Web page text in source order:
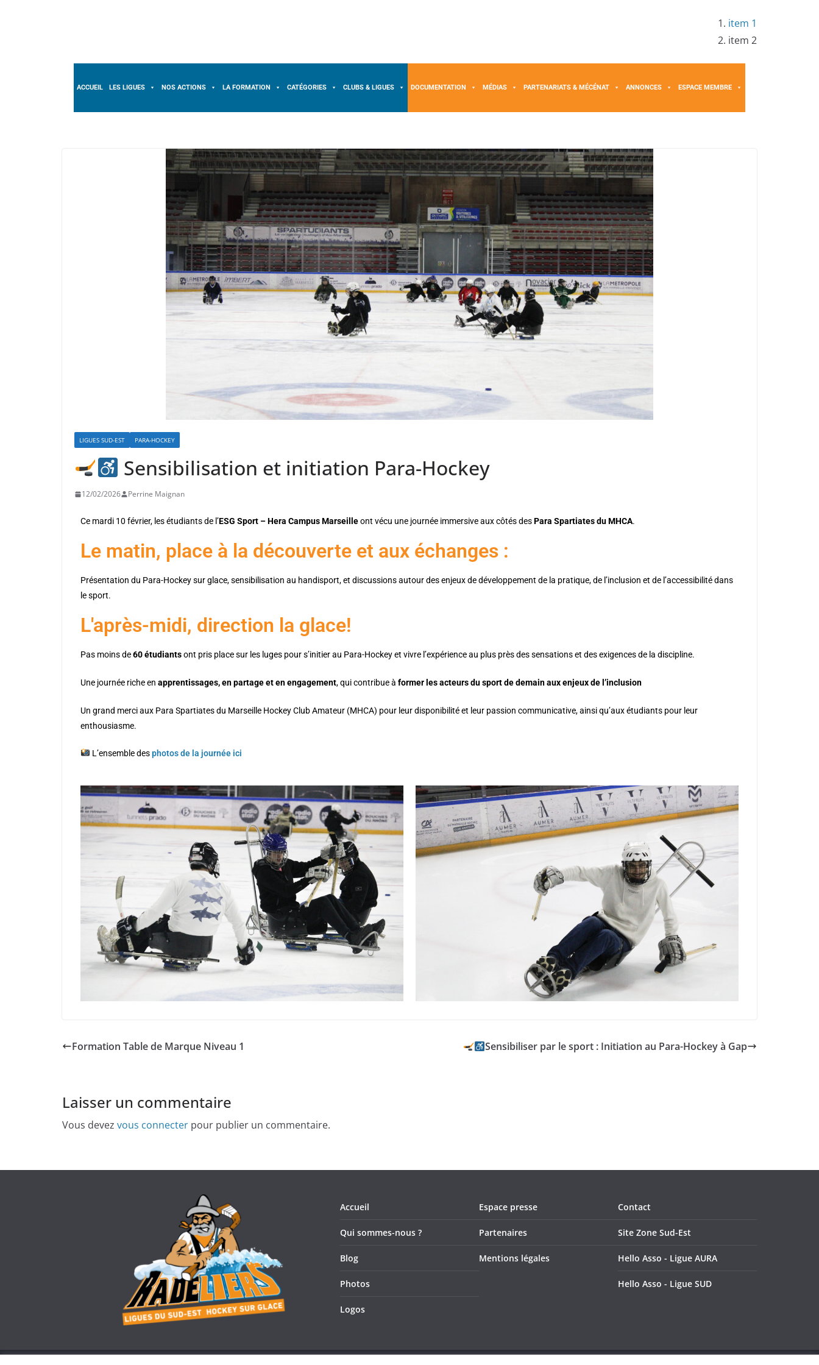
item 1
item 2
ACCUEIL LES LIGUES NOS ACTIONS LA FORMATION CATÉGORIES CLUBS & LIGUES DOCUMENTATION MÉDIAS PARTENARIATS & MÉCÉNAT ANNONCES ESPACE MEMBRE
LIGUES SUD-EST PARA-HOCKEY
Sensibilisation et initiation Para-Hockey
12/02/2026 Perrine Maignan
Ce mardi 10 février, les étudiants de l’ESG Sport – Hera Campus Marseilleont vécu une journée immersive aux côtés desPara Spartiates du MHCA.
Le matin, place à la découverte et aux échanges :
Présentation du Para-Hockey sur glace, sensibilisation au handisport, et discussions autour des enjeux de développement de la pratique, de l’inclusion et de l’accessibilité dans
le sport.
L'après-midi, direction la glace!
Pas moins de60 étudiantsont pris place sur les luges pour s’initier au Para-Hockey et vivre l’expérience au plus près des sensations et des exigences de la discipline.
Une journée riche en apprentissages, en partage et en engagement, qui contribue à former les acteurs du sport de demain aux enjeux de l’inclusion
Un grand merci aux Para Spartiates du Marseille Hockey Club Amateur (MHCA) pour leur disponibilité et leur passion communicative, ainsi qu’aux étudiants pour leur
enthousiasme.
L’ensemble desphotos de la journée ici
Formation Table de Marque Niveau 1 Sensibiliser par le sport : Initiation au Para-Hockey à Gap
Laisser un commentaire
Vous devez vous connecter pour publier un commentaire.
Accueil
Qui sommes-nous ?
Blog
Photos
Logos
Espace presse
Partenaires
Mentions légales
Contact
Site Zone Sud-Est
Hello Asso - Ligue AURA
Hello Asso - Ligue SUD